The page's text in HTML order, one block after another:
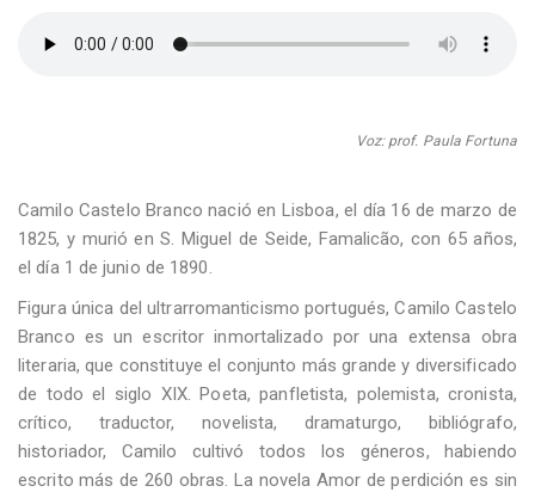
Voz: prof. Paula Fortuna
Camilo Castelo Branco nació en Lisboa, el día 16 de marzo de
1825, y murió en S. Miguel de Seide, Famalicão, con 65 años,
el día 1 de junio de 1890.
Figura única del ultrarromanticismo portugués, Camilo Castelo
Branco es un escritor inmortalizado por una extensa obra
literaria, que constituye el conjunto más grande y diversificado
de todo el siglo XIX. Poeta, panfletista, polemista, cronista,
crítico, traductor, novelista, dramaturgo, bibliógrafo,
historiador, Camilo cultivó todos los géneros, habiendo
escrito más de 260 obras. La novela Amor de perdición es sin